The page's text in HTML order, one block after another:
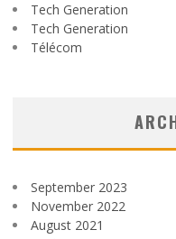
Tech Generation
Tech Generation
Télécom
September 2023
November 2022
August 2021